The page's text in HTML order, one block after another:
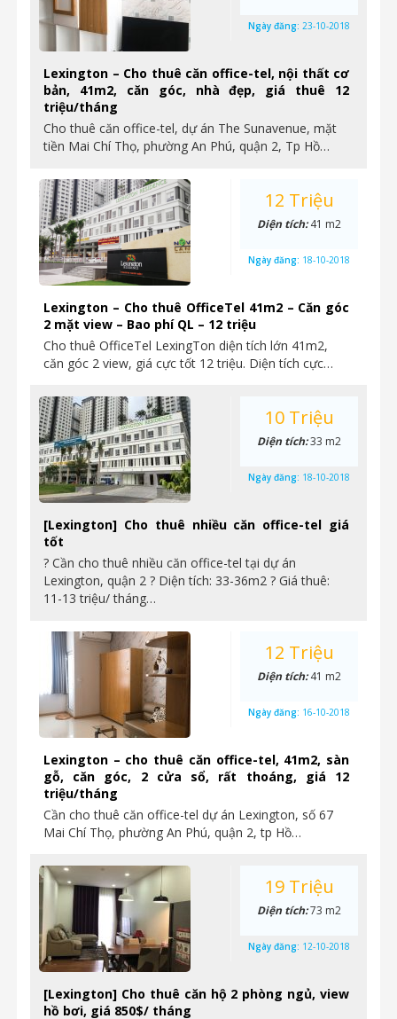
Lexington – Cho thuê căn office-tel, nội thất cơ
bản, 41m2, căn góc, nhà đẹp, giá thuê 12
triệu/tháng
Cho thuê căn office-tel, dự án The Sunavenue, mặt
tiền Mai Chí Thọ, phường An Phú, quận 2, Tp Hồ…
Ngày đăng: 23-10-2018
Lexington – Cho thuê OfficeTel 41m2 – Căn góc
2 mặt view – Bao phí QL – 12 triệu
Cho thuê OfficeTel LexingTon diện tích lớn 41m2,
căn góc 2 view, giá cực tốt 12 triệu. Diện tích cực…
12 Triệu
Diện tích:41 m2
Ngày đăng: 18-10-2018
[Lexington] Cho thuê nhiều căn office-tel giá
tốt
? Cần cho thuê nhiều căn office-tel tại dự án
Lexington, quận 2 ? Diện tích: 33-36m2 ? Giá thuê:
11-13 triệu/ tháng…
10 Triệu
Diện tích:33 m2
Ngày đăng: 18-10-2018
Lexington – cho thuê căn office-tel, 41m2, sàn
gỗ, căn góc, 2 cửa sổ, rất thoáng, giá 12
triệu/tháng
Cần cho thuê căn office-tel dự án Lexington, số 67
Mai Chí Thọ, phường An Phú, quận 2, tp Hồ…
12 Triệu
Diện tích:41 m2
Ngày đăng: 16-10-2018
[Lexington] Cho thuê căn hộ 2 phòng ngủ, view
hồ bơi, giá 850$/ tháng
19 Triệu
Diện tích:73 m2
Ngày đăng: 12-10-2018